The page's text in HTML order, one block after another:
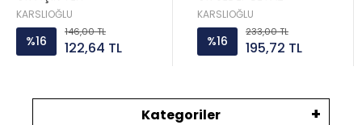
KARSLIOĞLU
%16
146,00 TL
122,64 TL
KARSLIOĞLU
%16
233,00 TL
195,72 TL
Kategoriler